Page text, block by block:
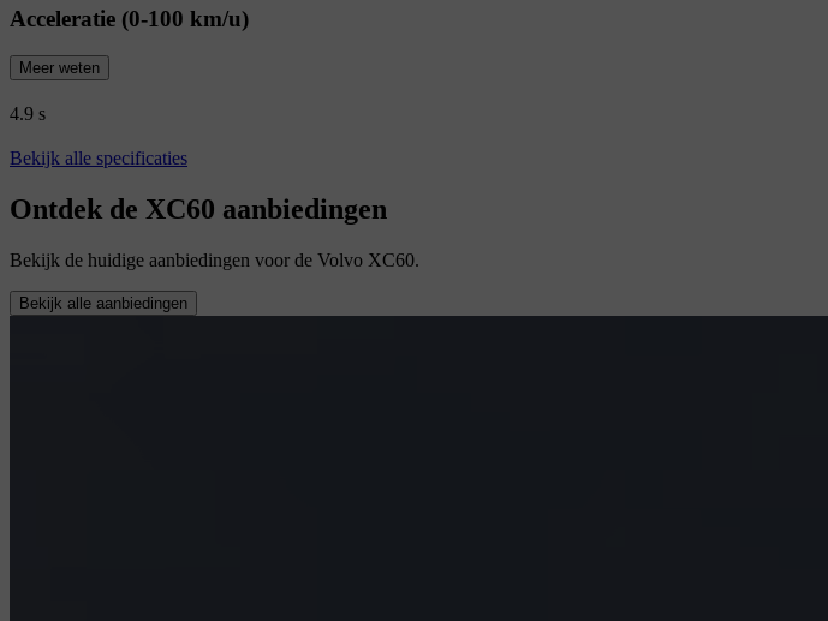
Acceleratie (0-100 km/u)
Meer weten
4.9 s
Bekijk alle specificaties
Ontdek de XC60 aanbiedingen
Bekijk de huidige aanbiedingen voor de Volvo XC60.
Bekijk alle aanbiedingen